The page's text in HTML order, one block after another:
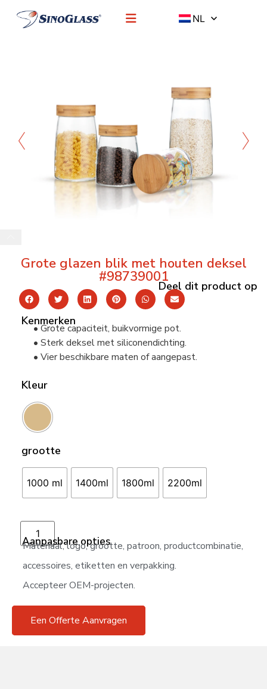
NL
Grote glazen blik met houten deksel
#98739001
Deel dit product op
Kenmerken
• Grote capaciteit, buikvormige pot.
• Sterk deksel met siliconendichting.
• Vier beschikbare maten of aangepast.
Kleur
grootte
1000 ml 1400ml 1800ml 2200ml
Aanpasbare opties
Materiaal, logo, grootte, patroon, productcombinatie,
accessoires, etiketten en verpakking.
Accepteer OEM-projecten.
Een Offerte Aanvragen